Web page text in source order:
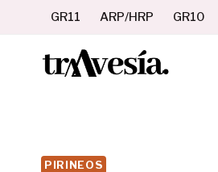
contenido
GR11 ARP/HRP GR10
PIRINEOS